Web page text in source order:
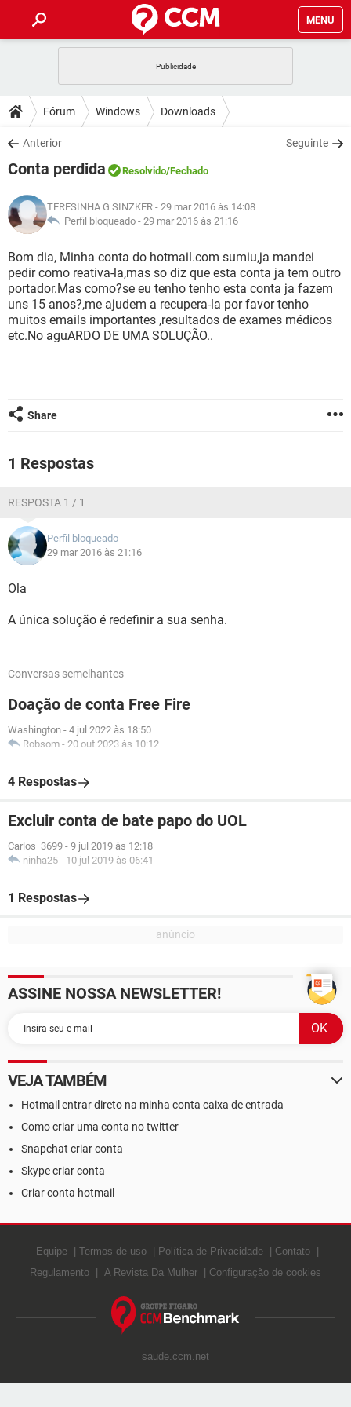
MENU
CELULAR FACEBOOK
OUTLOOK
INSTAGRAM GMAIL
GUIA DE COMPRAS
DICAS
JOGOS WHATSAPP
INSTAGRAM GMAIL
GUIA DE COMPRAS
DOWNLOADS
JOGOS WHATSAPP
CELULAR
OUTLOOK EXCEL
INSTAGRAM GMAIL
GUIA DE COMPRAS
JOGOS WHATSAPP
CELULAR
OUTLOOK EXCEL
INSTAGRAM GMAIL
GUIA DE COMPRAS
GLOSSÁRIO
JOGOS WHATSAPP
CELULAR FACEBOOK
OUTLOOK EXCEL
INSTAGRAM GMAIL
Fórum Windows Downloads
Anterior Seguinte
Conta perdida Resolvido/Fechado
TERESINHA G SINZKER - 29 mar 2016 às 14:08
Perfil bloqueado - 29 mar 2016 às 21:16
Bom dia, Minha conta do hotmail.com sumiu,ja mandei
pedir como reativa-la,mas so diz que esta conta ja tem outro
portador.Mas como?se eu tenho tenho esta conta ja fazem
uns 15 anos?,me ajudem a recupera-la por favor tenho
muitos emails importantes ,resultados de exames médicos
etc.No aguARDO DE UMA SOLUÇÃO..
Share
1 Respostas
RESPOSTA 1 / 1
Perfil bloqueado
29 mar 2016 às 21:16
Ola
A única solução é redefinir a sua senha.
Conversas semelhantes
Doação de conta Free Fire
Washington - 4 jul 2022 às 18:50
Robsom - 20 out 2023 às 10:12
4 Respostas
Excluir conta de bate papo do UOL
Carlos_3699 - 9 jul 2019 às 12:18
ninha25 - 10 jul 2019 às 06:41
1 Respostas
ASSINE NOSSA NEWSLETTER!
VEJA TAMBÉM
Hotmail entrar direto na minha conta caixa de entrada
Como criar uma conta no twitter
Snapchat criar conta
Skype criar conta
Criar conta hotmail
Equipe Termos de uso Política de Privacidade
Contato
Regulamento
A Revista Da Mulher Configuração de cookies
saude.ccm.net